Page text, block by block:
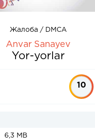
Жалоба / DMCA
Anvar Sanayev
Yor-yorlar
10
6,3 MB